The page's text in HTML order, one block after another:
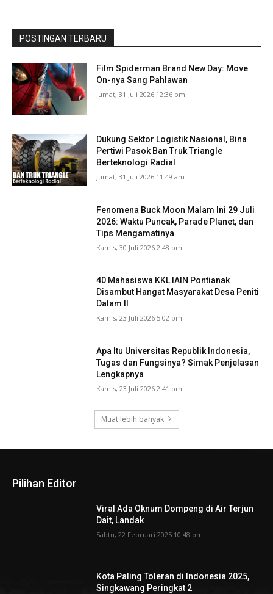
POSTINGAN TERBARU
Film Spiderman Brand New Day: Move
On-nya Sang Pahlawan
Jumat, 31 Juli 2026 12:36 pm
Dukung Sektor Logistik Nasional, Bina
Pertiwi Pasok Ban Truk Triangle
Berteknologi Radial
Jumat, 31 Juli 2026 11:49 am
Fenomena Buck Moon Malam Ini 29 Juli
2026: Waktu Puncak, Parade Planet, dan
Tips Mengamatinya
Kamis, 30 Juli 2026 2:48 pm
40 Mahasiswa KKL IAIN Pontianak
Disambut Hangat Masyarakat Desa Peniti
Dalam II
Kamis, 23 Juli 2026 5:02 pm
Apa Itu Universitas Republik Indonesia,
Tugas dan Fungsinya? Simak Penjelasan
Lengkapnya
Kamis, 23 Juli 2026 2:41 pm
Muat lebih banyak
Pilihan Editor
Viral Ada Oknum Dompeng di Air Terjun
Dait, Landak
Sabtu, 22 Februari 2025 10:48 pm
Kota Paling Toleran di Indonesia 2025,
Singkawang Peringkat 2